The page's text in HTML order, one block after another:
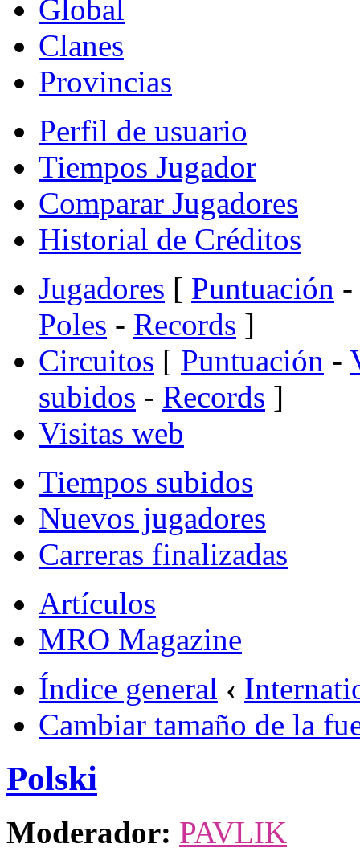
Global
Clanes
Provincias
Perfil de usuario
Tiempos Jugador
Comparar Jugadores
Historial de Créditos
Jugadores [ Puntuación -
Poles - Records ]
Circuitos [ Puntuación -
subidos - Records ]
Visitas web
Tiempos subidos
Nuevos jugadores
Carreras finalizadas
Artículos
MRO Magazine
Índice general ‹
Cambiar tamaño de la
Polski
Moderador: PAVLIK